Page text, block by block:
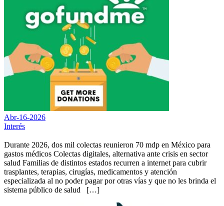
Abr-16-2026
Interés
Durante 2026, dos mil colectas reunieron 70 mdp en México para
gastos médicos Colectas digitales, alternativa ante crisis en sector
salud Familias de distintos estados recurren a internet para cubrir
trasplantes, terapias, cirugías, medicamentos y atención
especializada al no poder pagar por otras vías y que no les brinda el
sistema público de salud […]